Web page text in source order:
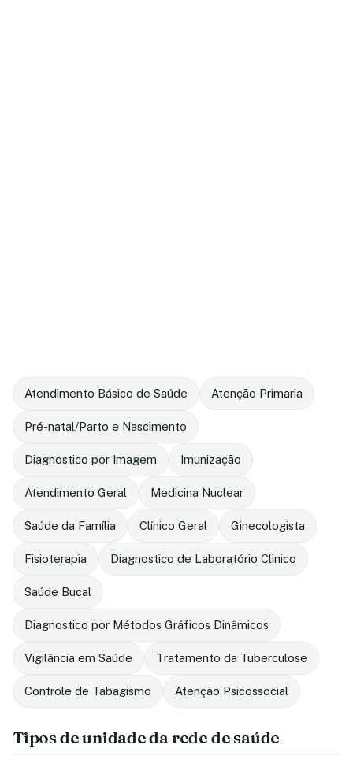
Atendimento Básico de Saúde Atenção Primaria
Pré-natal/Parto e Nascimento
Diagnostico por Imagem Imunização
Atendimento Geral Medicina Nuclear
Saúde da Família Clínico Geral Ginecologista
Fisioterapia Diagnostico de Laboratório Clinico
Saúde Bucal
Diagnostico por Métodos Gráficos Dinâmicos
Vigilância em Saúde Tratamento da Tuberculose
Controle de Tabagismo Atenção Psicossocial
Tipos de unidade da rede de saúde